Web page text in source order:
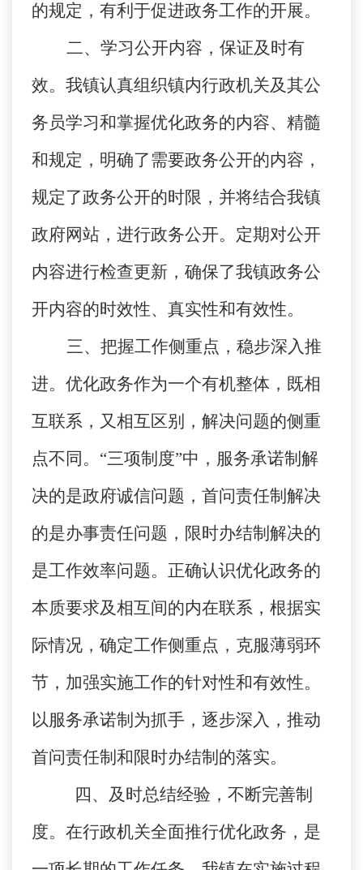
的规定，有利于促进政务工作的开展。
二、学习公开内容，保证及时有
效。 我镇认真组织镇内行政机关及其公
务员学习和掌握优化政务的内容、精髓
和规定，明确了需要政务公开的内容，
规定了政务公开的时限，并将结合我镇
政府网站，进行政务公开。定期对公开
内容进行检查更新，确保了我镇政务公
开内容的时效性、真实性和有效性。
三、把握工作侧重点，稳步深入推
进。 优化政务作为一个有机整体，既相
互联系，又相互区别，解决问题的侧重
点不同。“三项制度”中，服务承诺制解
决的是政府诚信问题，首问责任制解决
的是办事责任问题，限时办结制解决的
是工作效率问题。正确认识优化政务的
本质要求及相互间的内在联系，根据实
际情况，确定工作侧重点，克服薄弱环
节，加强实施工作的针对性和有效性。
以服务承诺制为抓手，逐步深入，推动
首问责任制和限时办结制的落实。
四、及时总结经验，不断完善制
度。 在行政机关全面推行优化政务，是